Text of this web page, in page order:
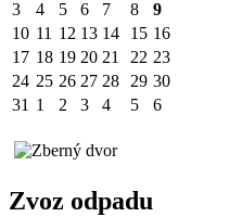
3
4 5 6 7 8
9
10 11 12 13 14 15 16
17 18 19 20 21 22 23
24 25 26 27 28 29 30
31 1 2 3 4 5 6
Zvoz odpadu